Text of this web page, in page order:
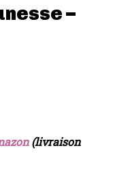
–
(livraison